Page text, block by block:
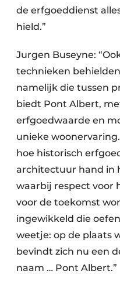
de erfgoeddienst
hield.”
Jurgen Buseyne:
technieken
namelijk die tussen
biedt Pont Albert,
erfgoedwaarde en
unieke
hoe historisch
architectuur hand in
waarbij respect voor
voor de toekomst
ingewikkeld die
weetje: op de plaats
bevindt zich nu een
naam … Pont